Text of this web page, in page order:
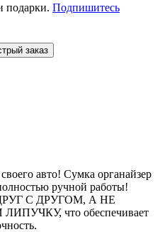
подарки. Подпишитесь
заказ
авто! Сумка органайзер
ручной работы!
С ДРУГОМ, А НЕ
что обеспечивает